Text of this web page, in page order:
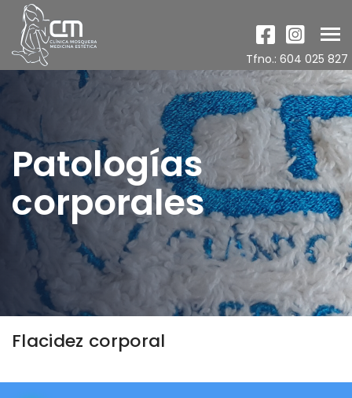
Tfno.: 604 025 827
Patologías
corporales
Flacidez corporal